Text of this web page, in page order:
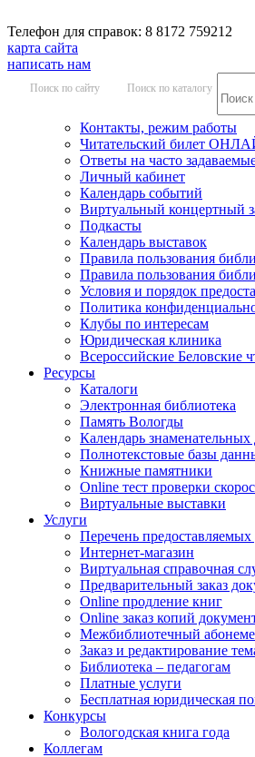
Телефон для справок: 8 8172 759212
карта сайта
написать нам
Поиск по сайту Поиск по каталогу
Контакты, режим работы
Читательский билет
Ответы на часто
Личный кабинет
Календарь событий
Виртуальный концертный
Подкасты
Календарь выставок
Правила пользования
Правила пользования
Условия и порядок
Политика
Клубы по интересам
Юридическая клиника
Всероссийские Беловские
Ресурсы
Каталоги
Электронная библиотека
Память Вологды
Календарь знаменательных
Полнотекстовые базы
Книжные памятники
Online тест проверки
Виртуальные выставки
Услуги
Перечень предоставляемых
Интернет-магазин
Виртуальная справочная
Предварительный заказ
Online продление книг
Online заказ копий
Межбиблиотечный
Заказ и редактирование
Библиотека – педагогам
Платные услуги
Бесплатная юридическая
Конкурсы
Вологодская книга года
Коллегам